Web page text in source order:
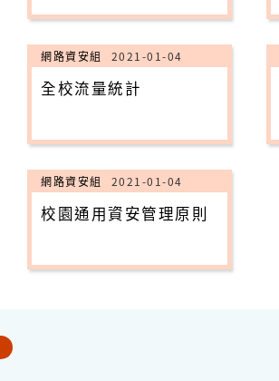
網路資安組 2021-01-04
全校流量統計
網路資安組 2021-01-04
校園通用資安管理原則